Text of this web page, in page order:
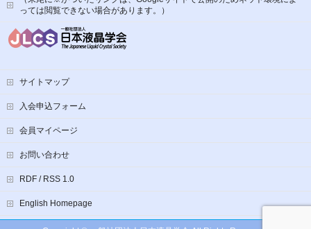
っては閲覧できない場合があります。）
サイトマップ
入会申込フォーム
会員マイページ
お問い合わせ
RDF / RSS 1.0
English Homepage